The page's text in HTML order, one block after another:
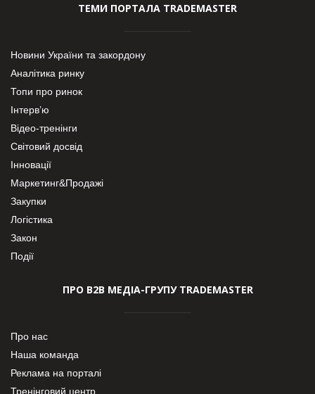
ТЕМИ ПОРТАЛА TRADEMASTER
Новини України та закордону
Аналітика ринку
Топи про ринок
Інтерв’ю
Відео-тренінги
Світовий досвід
Інновації
Маркетинг&Продажі
Закупки
Логістика
Закон
Події
ПРО В2В МЕДІА-ГРУПУ TRADEMASTER
Про нас
Наша команда
Реклама на порталі
Тренінговий центр